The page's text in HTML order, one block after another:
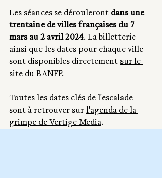
Les séances se dérouleront dans une
trentaine de villes françaises du 7
mars au 2 avril 2024. La billetterie
ainsi que les dates pour chaque ville
sont disponibles directement sur le
site du BANFF.
Toutes les dates clés de l'escalade
sont à retrouver sur l'agenda de la
grimpe de Vertige Media.